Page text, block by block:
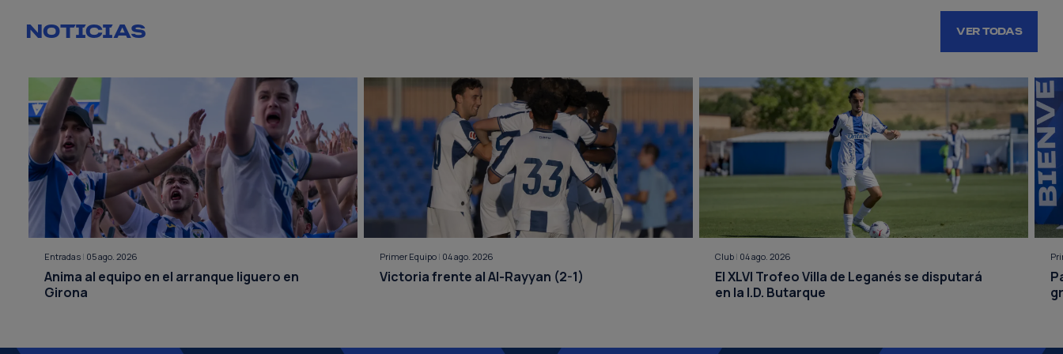
NOTICIAS
VER TODAS
Entradas | 05 ago. 2026
Anima al equipo en el arranque liguero en
Girona
Primer Equipo | 04 ago. 2026
Victoria frente al Al-Rayyan (2-1)
Club | 04 ago. 2026
El XLVI Trofeo Villa de Leganés se disputará
en la I.D. Butarque